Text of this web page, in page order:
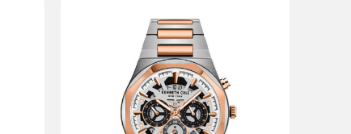
مقاومت در برابر آب